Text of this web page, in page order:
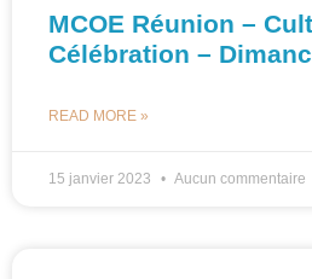
MCOE Réunion –
Célébration –
READ MORE »
15 janvier 2023 Aucun commentaire